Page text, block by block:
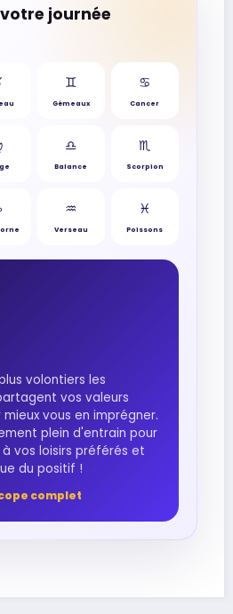
journée
♊︎
Gémeaux
♋︎
Cancer
♎︎
Balance
♏︎
Scorpion
♒︎
Verseau
♓︎
Poissons
volontiers les
vos valeurs
vous en imprégner.
plein d'entrain pour
vos loisirs préférés et
du positif !
complet